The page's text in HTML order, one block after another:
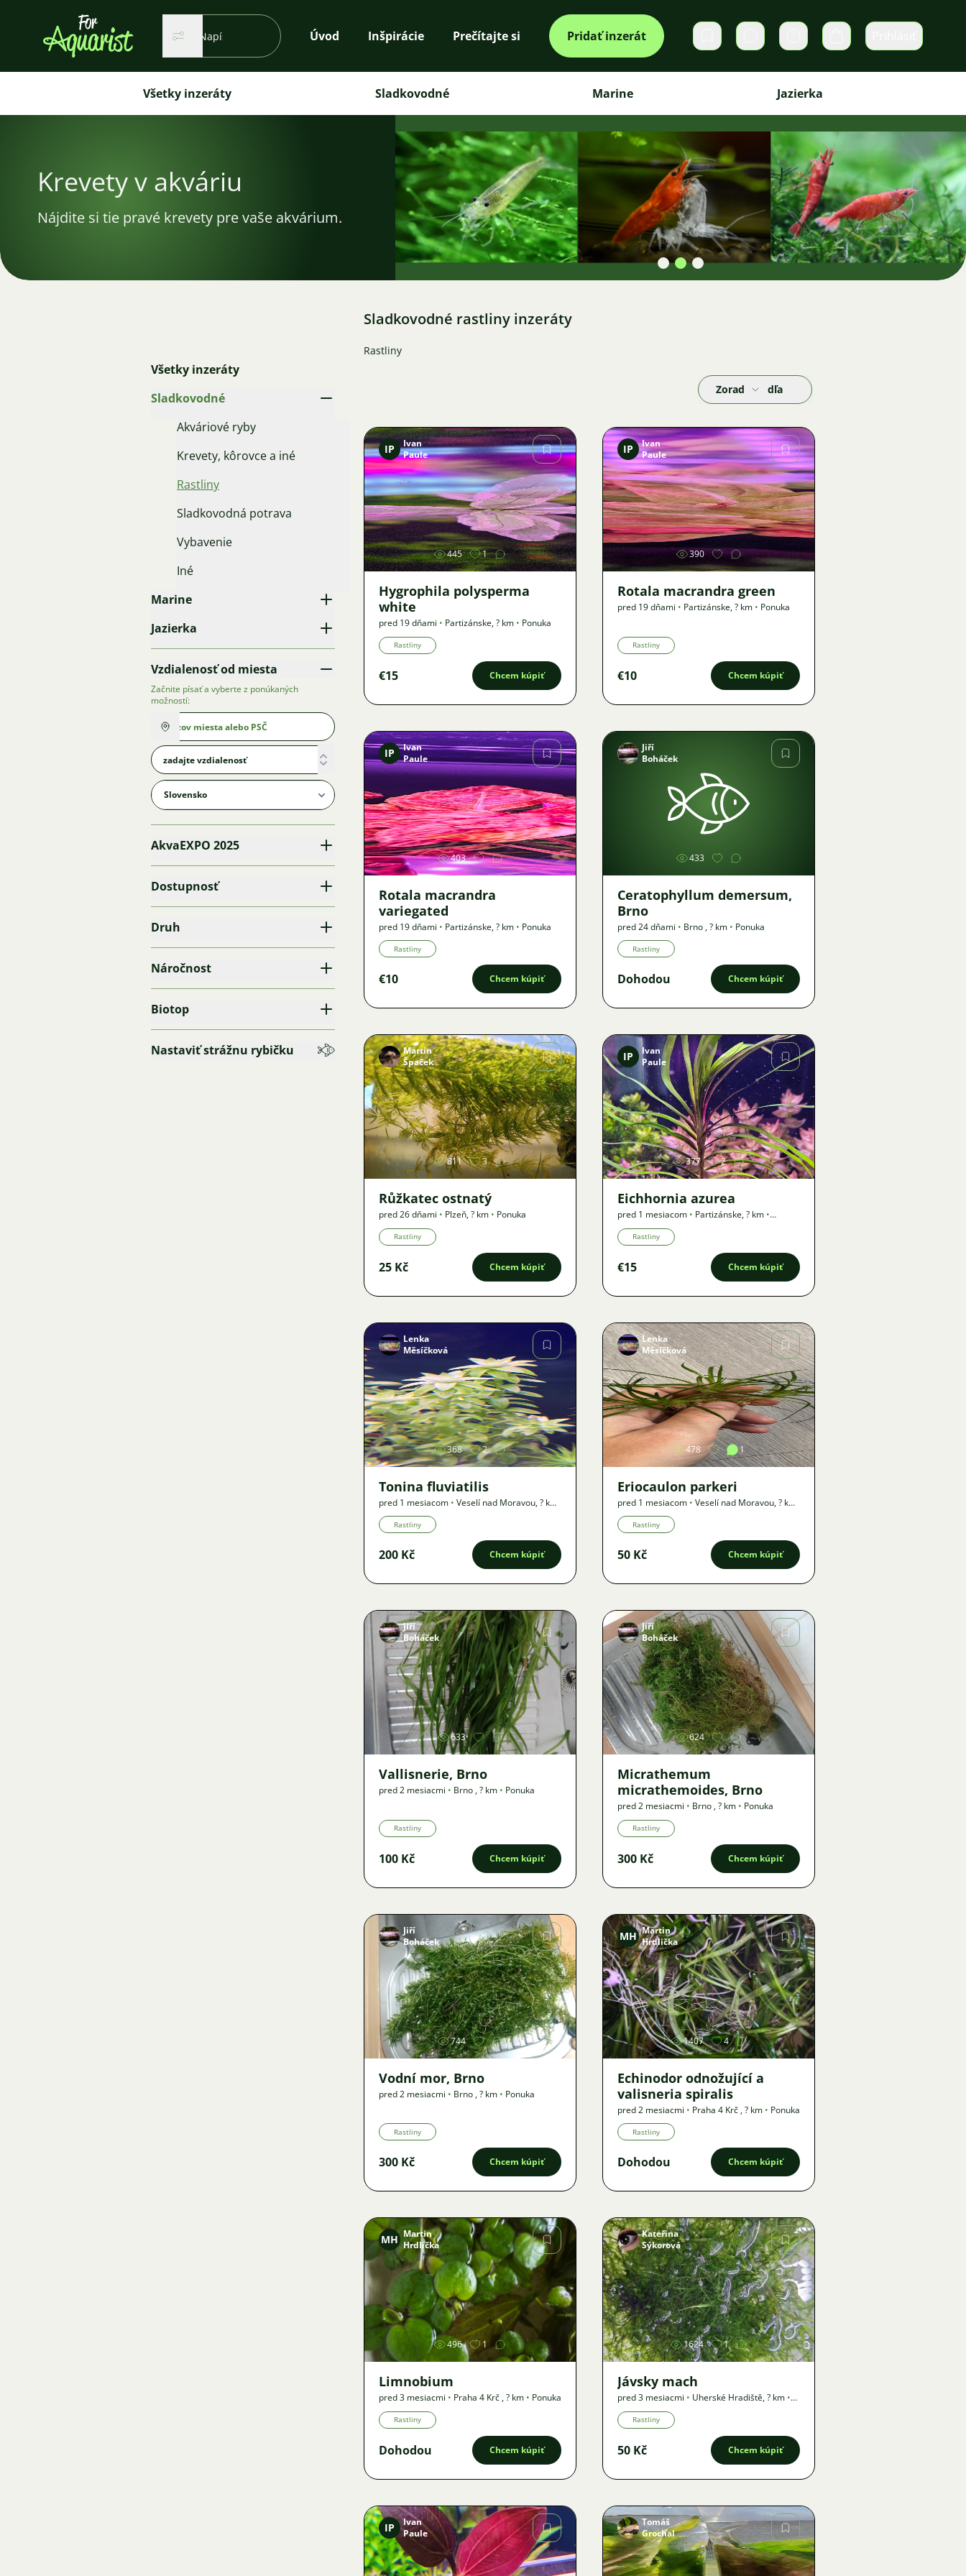
Hľadať
Hľadať Úvod Inšpirácie Prečítajte si Pridať inzerát Súkromné správy Košík
Všetky inzeráty Sladkovodné Marine Jazierka
Krevety v akváriu
Nájdite si tie pravé krevety pre vaše akvárium.
Všetky inzeráty
Sladkovodné
Akváriové ryby
Krevety, kôrovce a iné
Rastliny
Sladkovodná potrava
Vybavenie
Iné
Marine
Jazierka
Vzdialenosť od miesta
Začnite písať a vyberte z ponúkaných
možností:
AkvaEXPO 2025
Dostupnosť
Druh
Náročnost
Biotop
Nastaviť strážnu rybičku
Sladkovodné rastliny inzeráty
Rastliny
Zoradiť podľa
Obrázok
IP
Ivan
Paule
445 1
Hygrophila polysperma
white
pred 19 dňami • Partizánske,? km • Ponuka
Rastliny
€15 Chcem kúpiť
Obrázok
IP
Ivan
Paule
390
Rotala macrandra green
pred 19 dňami • Partizánske,? km • Ponuka
Rastliny
€10 Chcem kúpiť
Obrázok
IP
Ivan
Paule
403
Rotala macrandra
variegated
pred 19 dňami • Partizánske,? km • Ponuka
Rastliny
€10 Chcem kúpiť
Obrázok
Jiří
Boháček
433
Ceratophyllum demersum,
Brno
pred 24 dňami • Brno ,? km • Ponuka
Rastliny
Dohodou Chcem kúpiť
Obrázok
Martin
Špaček
811 3
Růžkatec ostnatý
pred 26 dňami • Plzeň,? km • Ponuka
Rastliny
25 Kč Chcem kúpiť
Obrázok
IP
Ivan
Paule
377 2
Eichhornia azurea
pred 1 mesiacom • Partizánske,? km •
Ponuka
Rastliny
€15 Chcem kúpiť
Obrázok
Lenka
Měsíčková
368 2
Tonina fluviatilis
pred 1 mesiacom • Veselí nad Moravou,? km
•Ponuka
Rastliny
200 Kč Chcem kúpiť
Obrázok
Lenka
Měsíčková
478 1
Eriocaulon parkeri
pred 1 mesiacom • Veselí nad Moravou,? km
•Ponuka
Rastliny
50 Kč Chcem kúpiť
Obrázok
Jiří
Boháček
633
Vallisnerie, Brno
pred 2 mesiacmi • Brno ,? km • Ponuka
Rastliny
100 Kč Chcem kúpiť
Obrázok
Jiří
Boháček
624
Micrathemum
micrathemoides, Brno
pred 2 mesiacmi • Brno ,? km • Ponuka
Rastliny
300 Kč Chcem kúpiť
Obrázok
Jiří
Boháček
744
Vodní mor, Brno
pred 2 mesiacmi • Brno ,? km • Ponuka
Rastliny
300 Kč Chcem kúpiť
Obrázok
MH Martin
Hrdlička
1407 4
Echinodor odnožující a
valisneria spiralis
pred 2 mesiacmi • Praha 4 Krč ,? km • Ponuka
Rastliny
Dohodou Chcem kúpiť
Obrázok
MH Martin
Hrdlička
496 1
Limnobium
pred 3 mesiacmi • Praha 4 Krč ,? km • Ponuka
Rastliny
Dohodou Chcem kúpiť
Obrázok
Kateřina
Sýkorová
1624 1
Jávsky mach
pred 3 mesiacmi • Uherské Hradiště,? km •
Ponuka
Rastliny
50 Kč Chcem kúpiť
IP
Ivan
Paule
Tomáš
Grochal